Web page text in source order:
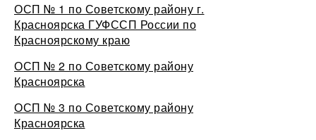
ОСП № 1 по Советскому району г.
Красноярска ГУФССП России по
Красноярскому краю
ОСП № 2 по Советскому району
Красноярска
ОСП № 3 по Советскому району
Красноярска